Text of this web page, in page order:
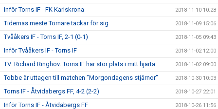
Inför Torns IF - FK Karlskrona 2018-11-10 10:28
Tidernas meste Tornare tackar för sig 2018-11-09 15:06
Tvååkers IF - Torns IF, 2-1 (0-1) 2018-11-05 09:43
Inför Tvååkers IF - Torns IF 2018-11-02 12:00
TV: Richard Ringhov: Torns IF har stor plats i mitt hjärta 2018-11-02 09:00
Tobbe är uttagen till matchen ”Morgondagens stjärnor” 2018-10-30 10:03
Torns IF - Åtvidabergs FF, 4-2 (2-2) 2018-10-27 22:01
Inför Torns IF - Åtvidabergs FF 2018-10-26 11:56